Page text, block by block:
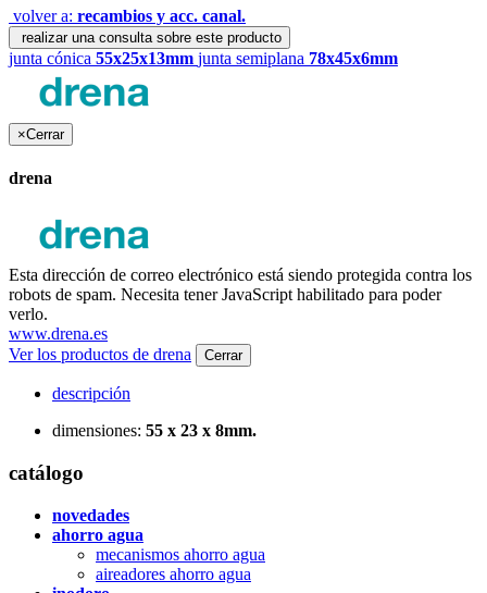
volver a: recambios y acc. canal.
realizar una consulta sobre este producto
junta cónica 55x25x13mm junta semiplana 78x45x6mm
×Cerrar
drena
Esta dirección de correo electrónico está siendo protegida contra los
robots de spam. Necesita tener JavaScript habilitado para poder
verlo.
www.drena.es
Ver los productos de drena
Cerrar
descripción
dimensiones: 55 x 23 x 8mm.
catálogo
novedades
ahorro agua
mecanismos ahorro agua
aireadores ahorro agua